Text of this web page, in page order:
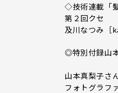
◇技術連載「
第２回クセ
及川なつみ［
◎特別付録山
山本真梨子さ
フォトグラフ